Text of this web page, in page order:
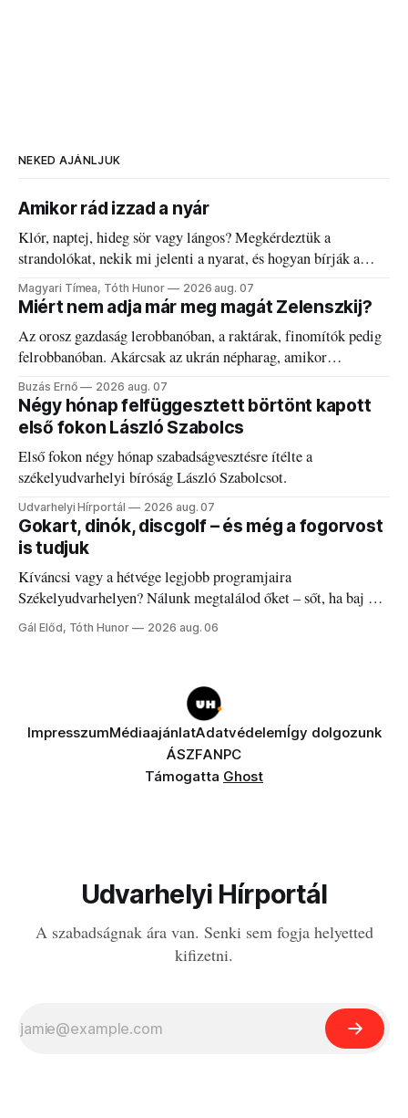
NEKED AJÁNLJUK
Amikor rád izzad a nyár
Klór, naptej, hideg sör vagy lángos? Megkérdeztük a
strandolókat, nekik mi jelenti a nyarat, és hogyan bírják a
kánikulát.
Magyari Tímea, Tóth Hunor 2026 aug. 07
Miért nem adja már meg magát Zelenszkij?
Az orosz gazdaság lerobbanóban, a raktárak, finomítók pedig
felrobbanóban. Akárcsak az ukrán népharag, amikor
elégedetlen vezetőivel.
Buzás Ernő 2026 aug. 07
Négy hónap felfüggesztett börtönt kapott
első fokon László Szabolcs
Első fokon négy hónap szabadságvesztésre ítélte a
székelyudvarhelyi bíróság László Szabolcsot.
Udvarhelyi Hírportál 2026 aug. 07
Gokart, dinók, discgolf – és még a fogorvost
is tudjuk
Kíváncsi vagy a hétvége legjobb programjaira
Székelyudvarhelyen? Nálunk megtalálod őket – sőt, ha baj van
a fogaddal, a fogorvosi ügyeletet is!
Gál Előd, Tóth Hunor 2026 aug. 06
ImpresszumMédiaajánlatAdatvédelemÍgy dolgozunk
ÁSZFANPC
Támogatta Ghost
Udvarhelyi Hírportál
A szabadságnak ára van. Senki sem fogja helyetted
kifizetni.